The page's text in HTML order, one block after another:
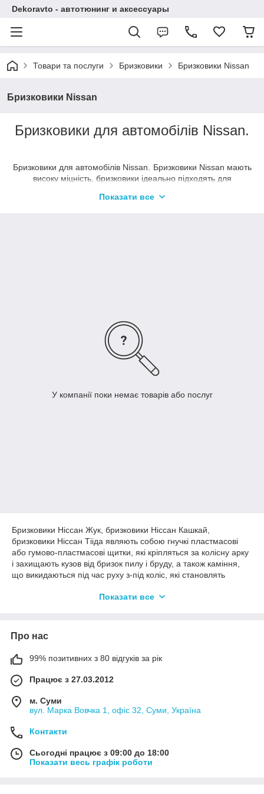
Dekoravto - автотюнинг и аксессуары
Товари та послуги Бризковики Бризковики Nissan
Бризковики Nissan
Бризковики для автомобілів Nissan.
Бризковики для автомобілів Nissan.
Бризковики Nissan мають
високу міцність, бризковики ідеально підходять для
красу і витонченість форм автомобіля. Комплект складається
Показати все
У компанії поки немає товарів або послуг
Бризковики Ніссан Жук, бризковики Ніссан Кашкай,
бризковики Ніссан Тііда являють собою гнучкі пластмасові
або гумово-пластмасові щитки, які кріпляться за колісну арку
і захищають кузов від бризок пилу і бруду, а також каміння,
що викидаються під час руху з-під коліс, які становлять
В даному розділі представлені бризковики Nissan
бризковики Ніссан Тііда можна в місті Суми, за адресою
вулиця Марка Вовчка 1, офіс 35 або ж залишивши заявку у
нас на сайті dekoravto.net.
При виготовленні бризковиків Nissan Juke, бризковики Nissan
пластик і суміш пластику з гумою це дозволяє зберігати
форму при широкому діапазоні температур від -80°С до
спеціальні кріплення або ж на саморізи.
Показати все
Про нас
99% позитивних з 80 відгуків за рік
Працює з 27.03.2012
м. Суми
вул. Марка Вовчка 1, офіс 32, Суми, Україна
Контакти
Сьогодні працює з 09:00 до 18:00
Показати весь графік роботи